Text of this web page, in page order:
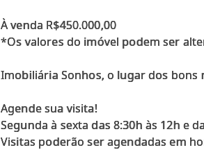
À venda R$450.000,00
*Os valores do imóvel podem ser
Imobiliária Sonhos, o lugar dos bons
Agende sua visita!
Segunda à sexta das 8:30h às 12h e
Visitas poderão ser agendadas em